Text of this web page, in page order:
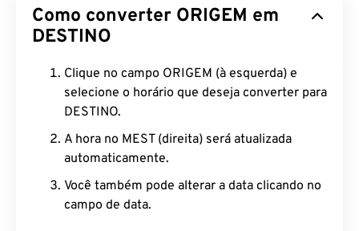
Como converter ORIGEM em
DESTINO
Clique no campo ORIGEM (à esquerda) e
selecione o horário que deseja converter para
DESTINO.
A hora no MEST (direita) será atualizada
automaticamente.
Você também pode alterar a data clicando no
campo de data.